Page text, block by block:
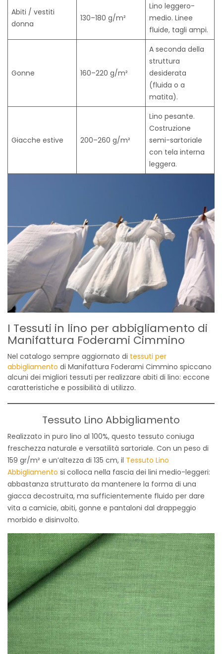
Abiti / vestiti
donna
130–180 g/m²
Lino leggero-
medio. Linee
fluide, tagli ampi.
Gonne 160–220 g/m²
A seconda della
struttura
desiderata
(fluida o a
matita).
Giacche estive 200–260 g/m²
Lino pesante.
Costruzione
semi-sartoriale
con tela interna
leggera.
I Tessuti in lino per abbigliamento di
Manifattura Foderami Cimmino
Nel catalogo sempre aggiornato di tessuti per
abbigliamento di Manifattura Foderami Cimmino spiccano
alcuni dei migliori tessuti per realizzare abiti di lino: eccone
caratteristiche e possibilità di utilizzo.
Tessuto Lino Abbigliamento
Realizzato in puro lino al 100%, questo tessuto coniuga
freschezza naturale e versatilità sartoriale. Con un peso di
159 gr/m² e un’altezza di 135 cm, il Tessuto Lino
Abbigliamento si colloca nella fascia dei lini medio-leggeri:
abbastanza strutturato da mantenere la forma di una
giacca decostruita, ma sufficientemente fluido per dare
vita a camicie, abiti, gonne e pantaloni dal drappeggio
morbido e disinvolto.